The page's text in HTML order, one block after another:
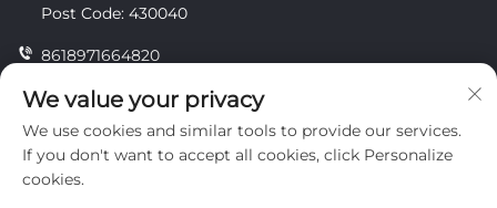
Post Code: 430040
8618971664820
8618971664820
[email protected]
We value your privacy
We use cookies and similar tools to provide our services.
If you don't want to accept all cookies, click Personalize
cookies.